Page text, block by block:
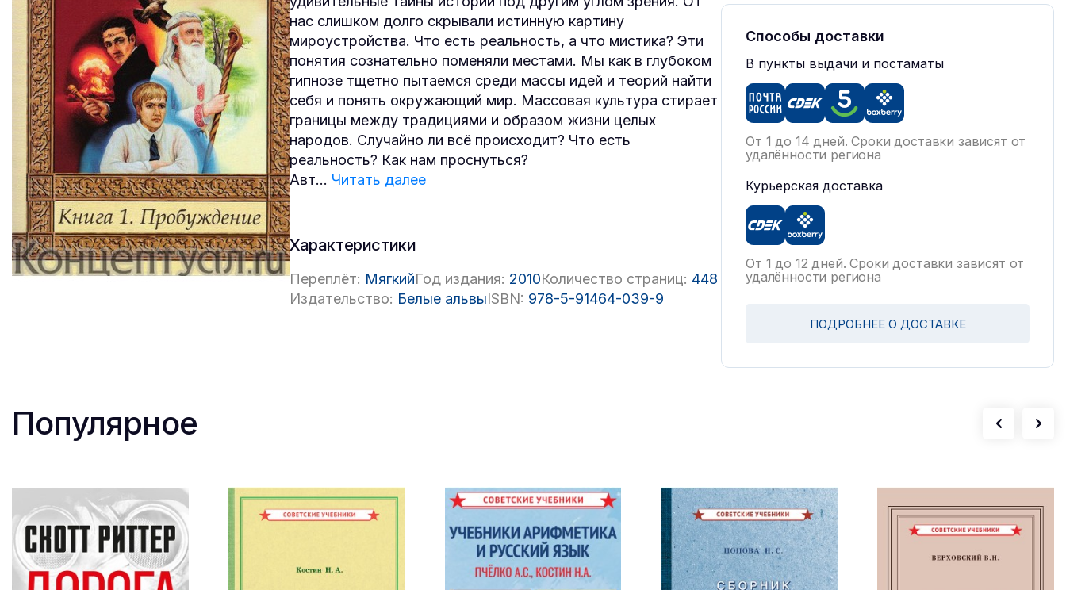
нас слишком долго скрывали истинную картину
мироустройства. Что есть реальность, а что мистика? Эти
понятия сознательно поменяли местами. Мы как в глубоком
гипнозе тщетно пытаемся среди массы идей и теорий найти
себя и понять окружающий мир. Массовая культура стирает
границы между традициями и образом жизни целых
народов. Случайно ли всё происходит? Что есть
реальность? Как нам проснуться?
Авт... Читать далее
Характеристики
Переплёт: МягкийГод издания: 2010Количество страниц: 448
Издательство: Белые альвыISBN: 978-5-91464-039-9
Способы доставки
В пункты выдачи и постаматы
От 1 до 14 дней. Сроки доставки зависят от
удалённости региона
Курьерская доставка
От 1 до 12 дней. Сроки доставки зависят от
удалённости региона
ПОДРОБНЕЕ О ДОСТАВКЕ
Популярное